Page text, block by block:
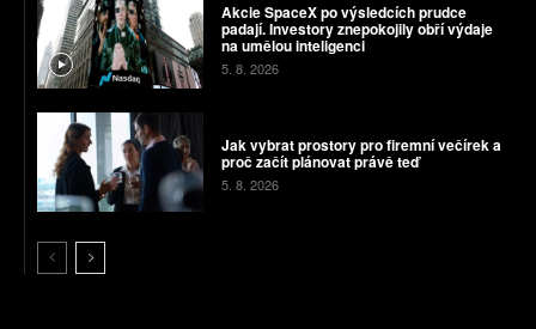
Akcie SpaceX po výsledcích prudce
padají. Investory znepokojily obří výdaje
na umělou inteligenci
5. 8. 2026
Jak vybrat prostory pro firemní večírek a
proč začít plánovat právě teď
5. 8. 2026